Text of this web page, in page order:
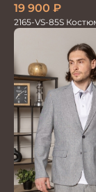
19 900 ₽
2165-VS-85S
двойка